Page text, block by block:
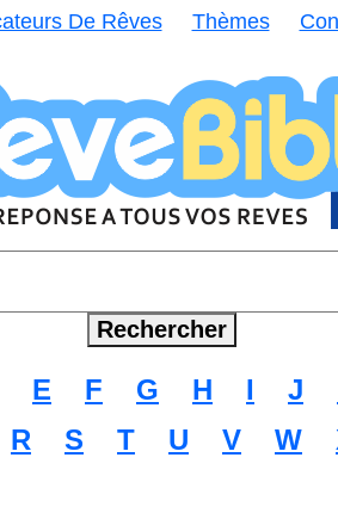
De Rêves Thèmes
E F G H I J
R S T U V W